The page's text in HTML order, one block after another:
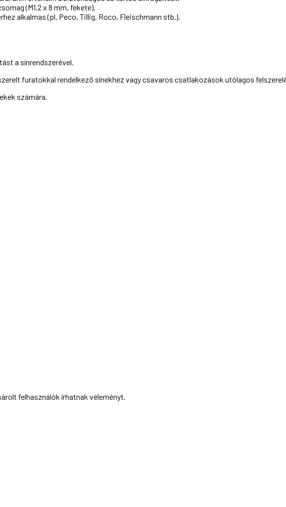
(M1,2 x 8 mm, fekete).
alkalmas (pl. Peco, Tillig, Roco, Fleischmann stb.).
a sínrendszerével.
furatokkal rendelkező sínekhez vagy csavaros csatlakozások utólagos
számára.
felhasználók írhatnak véleményt.